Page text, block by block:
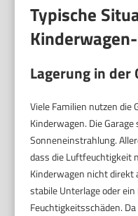
Typische
Lagerung in der
Viele Familien nutzen die
Kinderwagen. Die
Sonneneinstrahlung.
dass die Luftfeuchtigkeit
Kinderwagen nicht direkt
stabile Unterlage oder
Feuchtigkeitsschäden.